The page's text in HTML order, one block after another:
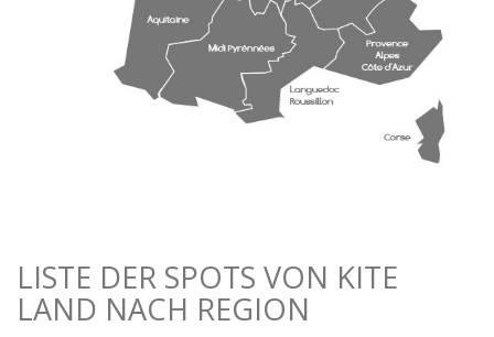
LISTE DER SPOTS VON KITE
LAND NACH REGION